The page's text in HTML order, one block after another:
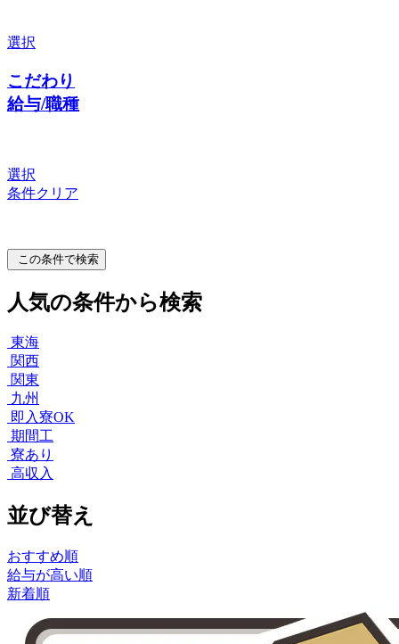
選択
こだわり
給与/職種
選択
条件クリア
この条件で検索
人気の条件から検索
東海
関西
関東
九州
即入寮OK
期間工
寮あり
高収入
並び替え
おすすめ順
給与が高い順
新着順